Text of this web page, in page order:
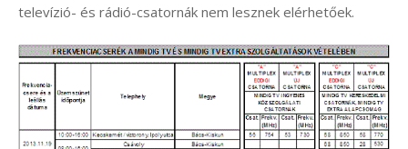
televízió- és rádió-csatornák nem lesznek elérhetőek.